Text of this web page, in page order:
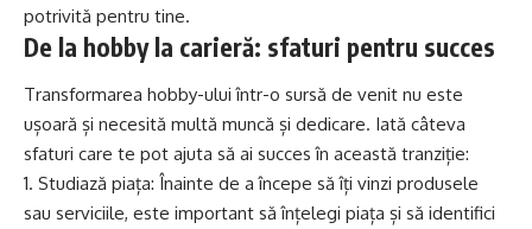
potrivită pentru tine.
De la hobby la carieră: sfaturi pentru succes
Transformarea hobby-ului într-o sursă de venit nu este
ușoară și necesită multă muncă și dedicare. Iată câteva
sfaturi care te pot ajuta să ai succes în această tranziție:
Studiază piața: Înainte de a începe să îți vinzi produsele
sau serviciile, este important să înțelegi piața și să identifici